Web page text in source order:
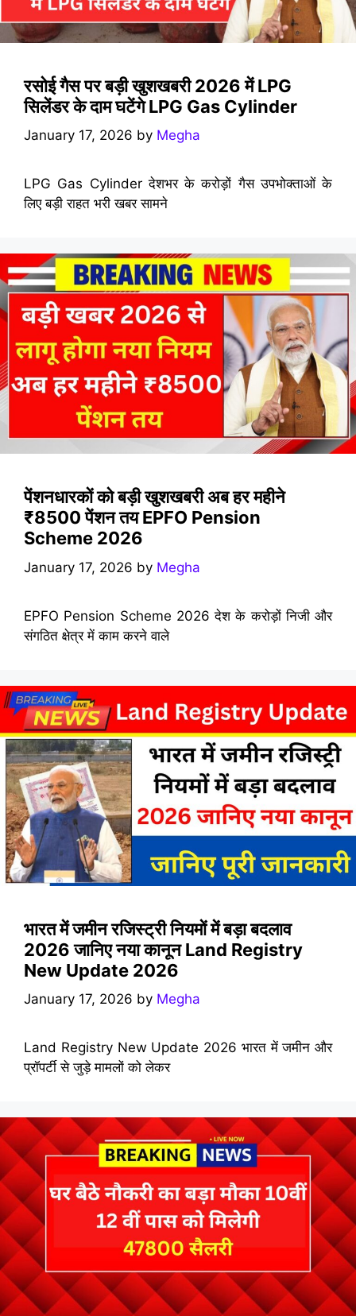
रसोई गैस पर बड़ी खुशखबरी 2026 में LPG
सिलेंडर के दाम घटेंगे LPG Gas Cylinder
January 17, 2026 by Megha
LPG Gas Cylinder देशभर के करोड़ों गैस उपभोक्ताओं के
लिए बड़ी राहत भरी खबर सामने
पेंशनधारकों को बड़ी खुशखबरी अब हर महीने
₹8500 पेंशन तय EPFO Pension
Scheme 2026
January 17, 2026 by Megha
EPFO Pension Scheme 2026 देश के करोड़ों निजी और
संगठित क्षेत्र में काम करने वाले
भारत में जमीन रजिस्ट्री नियमों में बड़ा बदलाव
2026 जानिए नया कानून Land Registry
New Update 2026
January 17, 2026 by Megha
Land Registry New Update 2026 भारत में जमीन और
प्रॉपर्टी से जुड़े मामलों को लेकर